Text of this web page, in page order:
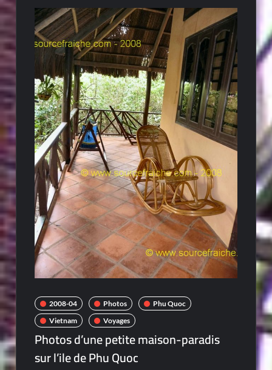
2008-04 Photos
Phu Quoc
Vietnam
Voyages
Photos d’une petite maison-paradis
sur l’ile de Phu Quoc